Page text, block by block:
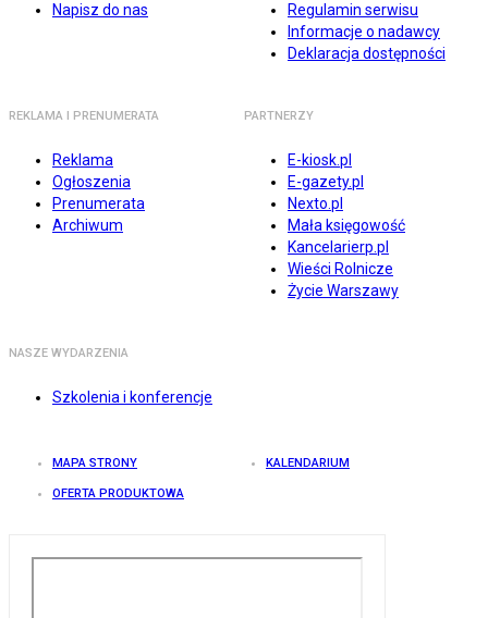
Napisz do nas
Regulamin serwisu
Informacje o nadawcy
Deklaracja dostępności
REKLAMA I PRENUMERATA
Reklama
Ogłoszenia
Prenumerata
Archiwum
PARTNERZY
E-kiosk.pl
E-gazety.pl
Nexto.pl
Mała księgowość
Kancelarierp.pl
Wieści Rolnicze
Życie Warszawy
NASZE WYDARZENIA
Szkolenia i konferencje
MAPA STRONY KALENDARIUM
OFERTA PRODUKTOWA